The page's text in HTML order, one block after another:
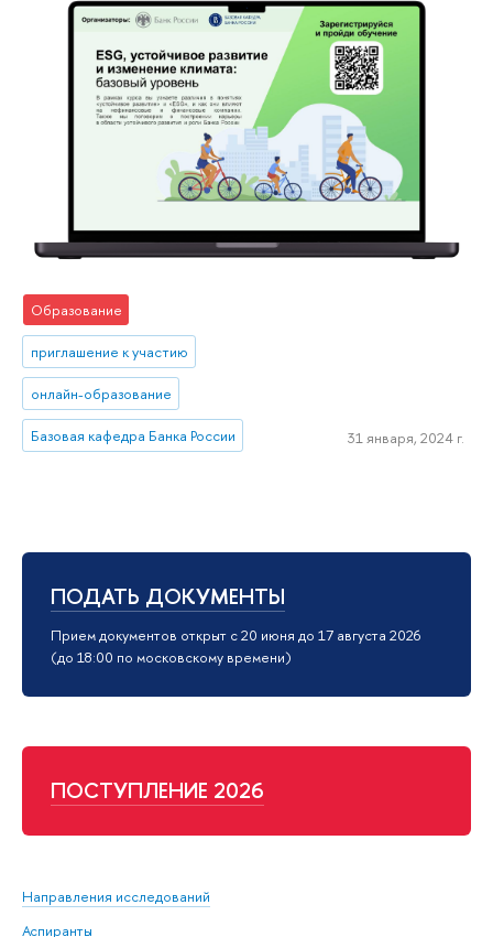
ПОДАТЬ ДОКУМЕНТЫ
Прием документов открыт с 20 июня до 17 августа 2026
(до 18:00 по московскому времени)
ПОСТУПЛЕНИЕ 2026
Направления исследований
Аспиранты
Образование
приглашение к участию
онлайн-образование
Базовая кафедра Банка России 31 января, 2024 г.